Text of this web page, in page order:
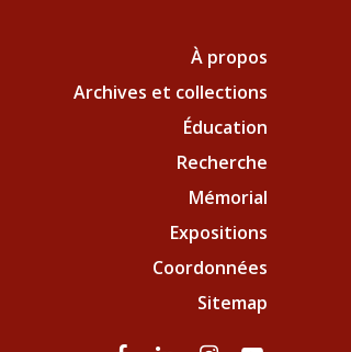
À propos
Archives et collections
Éducation
Recherche
Mémorial
Expositions
Coordonnées
Sitemap